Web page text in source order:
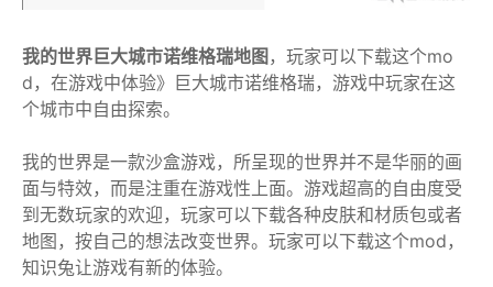
我的世界巨大城市诺维格瑞地图 ，玩家可以下载这个mo
d，在游戏中体验》巨大城市诺维格瑞，游戏中玩家在这
个城市中自由探索。
我的世界是一款沙盒游戏，所呈现的世界并不是华丽的画
面与特效，而是注重在游戏性上面。游戏超高的自由度受
到无数玩家的欢迎，玩家可以下载各种皮肤和材质包或者
地图，按自己的想法改变世界。玩家可以下载这个mod，
知识兔让游戏有新的体验。